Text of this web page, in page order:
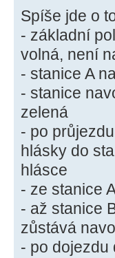
Spíše jde o
- základní
volná, není
- stanice A
- stanice
zelená
- po
hlásky do
hlásce
- ze stanice
- až stanice
zůstává
- po dojezdu